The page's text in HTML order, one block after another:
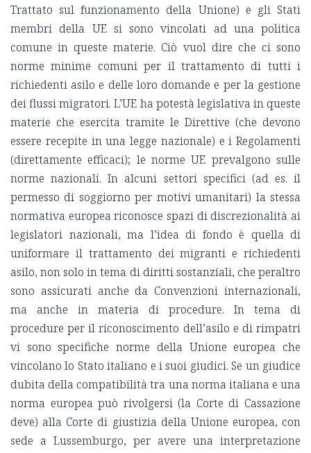
Trattato sul funzionamento della Unione) e gli Stati
membri della UE si sono vincolati ad una politica
comune in queste materie. Ciò vuol dire che ci sono
norme minime comuni per il trattamento di tutti i
richiedenti asilo e delle loro domande e per la gestione
dei flussi migratori. L’UE ha potestà legislativa in queste
materie che esercita tramite le Direttive (che devono
essere recepite in una legge nazionale) e i Regolamenti
(direttamente efficaci); le norme UE prevalgono sulle
norme nazionali. In alcuni settori specifici (ad es. il
permesso di soggiorno per motivi umanitari) la stessa
normativa europea riconosce spazi di discrezionalità ai
legislatori nazionali, ma l’idea di fondo è quella di
uniformare il trattamento dei migranti e richiedenti
asilo, non solo in tema di diritti sostanziali, che peraltro
sono assicurati anche da Convenzioni internazionali,
ma anche in materia di procedure. In tema di
procedure per il riconoscimento dell’asilo e di rimpatri
vi sono specifiche norme della Unione europea che
vincolano lo Stato italiano e i suoi giudici. Se un giudice
dubita della compatibilità tra una norma italiana e una
norma europea può rivolgersi (la Corte di Cassazione
deve) alla Corte di giustizia della Unione europea, con
sede a Lussemburgo, per avere una interpretazione